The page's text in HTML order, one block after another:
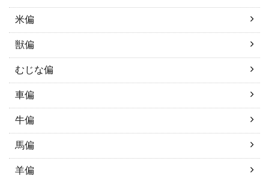
米偏
獣偏
むじな偏
車偏
牛偏
馬偏
羊偏